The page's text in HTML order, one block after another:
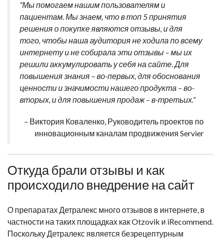
“Мы помогаем нашим пользователям и
пациентам. Мы знаем, что в топ 5 принятия
решения о покупке являются отзывы, и для
того, чтобы наша аудитория не ходила по всему
интернету и не собирала эти отзывы – мы их
решили аккумулировать у себя на сайте. Для
повышения знания – во-первых, для обоснования
ценности и значимости нашего продукта – во-
вторых, и для повышения продаж – в-третьих.”
– Виктория Коваленко, Руководитель проектов по
инновационным каналам продвижения Servier
Откуда брали отзывы и как
происходило внедрение на сайт
О препаратах Детралекс много отзывов в интернете, в
частности на таких площадках как Otzovik и iRecommend.
Поскольку Детралекс является безрецептурным